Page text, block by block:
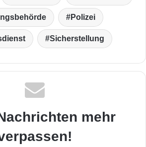
Polizei
Sicherstellung
mehr